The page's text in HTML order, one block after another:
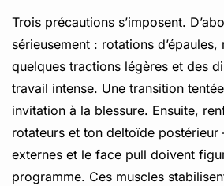
Trois précautions s’imposent.
sérieusement : rotations
quelques tractions légères et des
travail intense. Une transition
invitation à la blessure. Ensuite,
rotateurs et ton deltoïde
externes et le face pull doivent
programme. Ces muscles